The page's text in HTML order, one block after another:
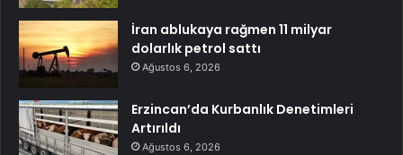
İran ablukaya rağmen 11 milyar
dolarlık petrol sattı
Ağustos 6, 2026
Erzincan’da Kurbanlık Denetimleri
Artırıldı
Ağustos 6, 2026